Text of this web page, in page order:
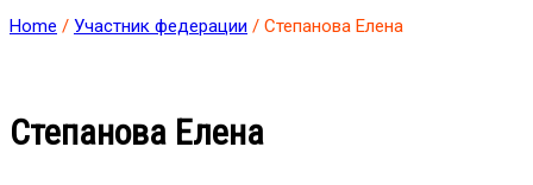
Home / Участник федерации / Степанова Елена
Степанова Елена